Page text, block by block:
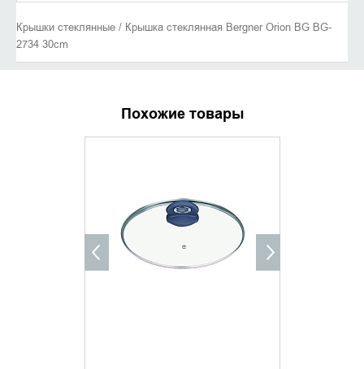
Крышки стеклянные / Крышка стеклянная Bergner Orion BG BG-
2734 30cm
Похожие товары